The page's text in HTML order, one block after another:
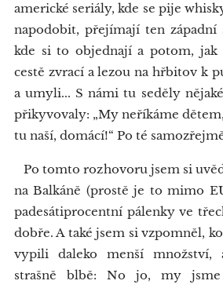
americké seriály, kde se pije
napodobit, přejímají ten
kde si to objednají a potom, jak
cestě zvrací a lezou na hřbitov k
a umyli... S námi tu seděly
přikyvovaly: „My neříkáme
tu naší, domácí!“ Po té
Po tomto rozhovoru jsem si
na Balkáně (prostě je to mimo
padesátiprocentní pálenky ve
dobře. A také jsem si vzpomněl,
vypili daleko menší
strašně blbě: No jo, my